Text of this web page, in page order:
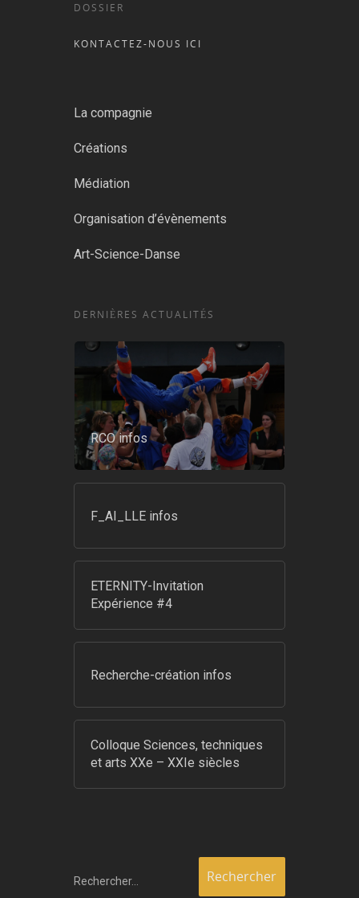
DOSSIER
KONTACTEZ-NOUS ICI
La compagnie
Créations
Médiation
Organisation d’évènements
Art-Science-Danse
DERNIÈRES ACTUALITÉS
RCO infos
F_AI_LLE infos
ETERNITY-Invitation
Expérience #4
Recherche-création infos
Colloque Sciences, techniques
et arts XXe – XXIe siècles
Rechercher…